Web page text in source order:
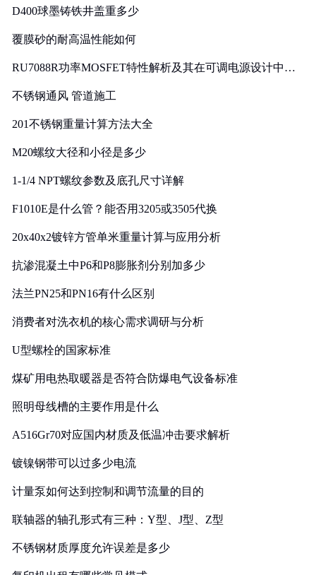
D400球墨铸铁井盖重多少
覆膜砂的耐高温性能如何
RU7088R功率MOSFET特性解析及其在可调电源设计中的
不锈钢通风 管道施工
201不锈钢重量计算方法大全
M20螺纹大径和小径是多少
1-1/4 NPT螺纹参数及底孔尺寸详解
F1010E是什么管？能否用3205或3505代换
20x40x2镀锌方管单米重量计算与应用分析
抗渗混凝土中P6和P8膨胀剂分别加多少
法兰PN25和PN16有什么区别
消费者对洗衣机的核心需求调研与分析
U型螺栓的国家标准
煤矿用电热取暖器是否符合防爆电气设备标准
照明母线槽的主要作用是什么
A516Gr70对应国内材质及低温冲击要求解析
镀镍钢带可以过多少电流
计量泵如何达到控制和调节流量的目的
联轴器的轴孔形式有三种：Y型、J型、Z型
不锈钢材质厚度允许误差是多少